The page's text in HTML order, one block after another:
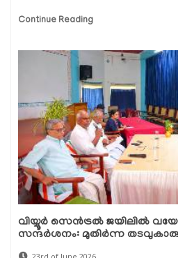
Continue Reading
വിയ്യൂർ സെൻട്രൽ ജയിലിൽ
സന്ദർശനം: മുതിർന്ന